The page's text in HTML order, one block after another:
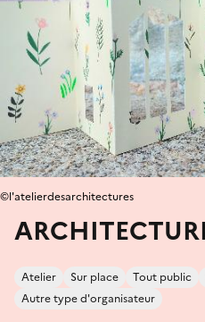
Atelier Sur place Tout public
Autre type d'organisateur
©l'atelierdesarchitectures